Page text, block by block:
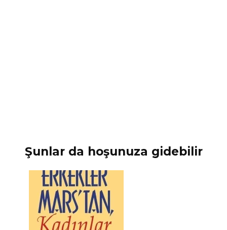
Şunlar da hoşunuza gidebilir